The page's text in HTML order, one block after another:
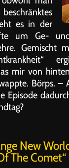
es in der
um Ge-
Gemischt
mir von
Börps. –
Episode
New
The Comet“